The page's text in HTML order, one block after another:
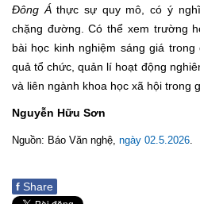
Đông Áthực sự quy mô, có ý
chặng đường. Có thể xem trường
bài học kinh nghiệm sáng giá
quả tổ chức, quản lí hoạt động
và liên ngành khoa học xã hội trong
Nguyễn Hữu Sơn
Nguồn: Báo Văn nghệ, ngày 02.5.2026.
f Share